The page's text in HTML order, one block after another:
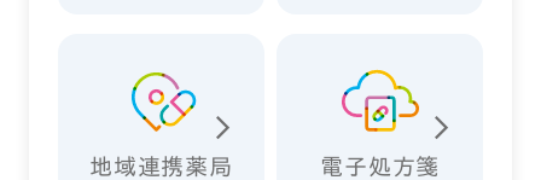
地域連携薬局 電子処方箋